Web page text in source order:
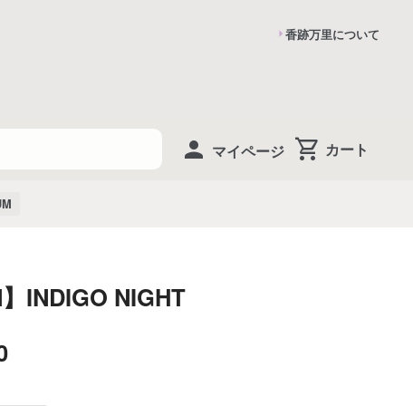
香跡万里について
マイページ
】INDIGO NIGHT